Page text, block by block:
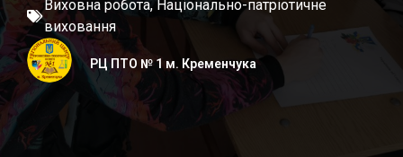
Виховна робота, Національно-патріотичне
виховання
РЦ ПТО № 1 м. Кременчука